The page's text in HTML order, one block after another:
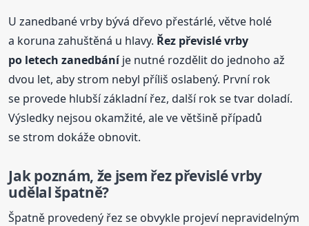
U zanedbané vrby bývá dřevo přestárlé, větve holé
a koruna zahuštěná u hlavy. Řez převislé vrby
po letech zanedbáníje nutné rozdělit do jednoho až
dvou let, aby strom nebyl příliš oslabený. První rok
se provede hlubší základní řez, další rok se tvar doladí.
Výsledky nejsou okamžité, ale ve většině případů
se strom dokáže obnovit.
Jak poznám, že jsem řez převislé vrby
udělal špatně?
Špatně provedený řez se obvykle projeví nepravidelným